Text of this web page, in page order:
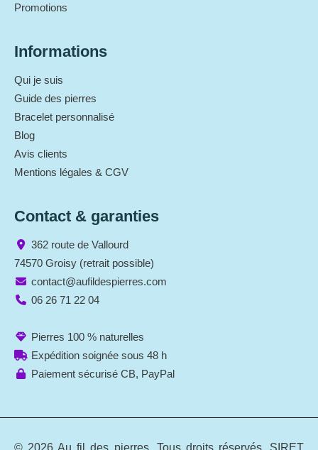
Promotions
Informations
Qui je suis
Guide des pierres
Bracelet personnalisé
Blog
Avis clients
Mentions légales & CGV
Contact & garanties
362 route de Vallourd
74570 Groisy (retrait possible)
contact@aufildespierres.com
06 26 71 22 04
Pierres 100 % naturelles
Expédition soignée sous 48 h
Paiement sécurisé CB, PayPal
© 2026 Au fil des pierres. Tous droits réservés. SIRET